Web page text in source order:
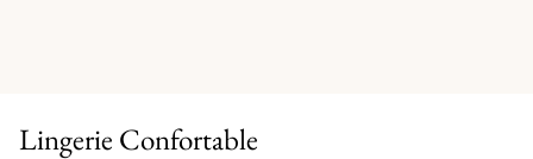
Lingerie Confortable